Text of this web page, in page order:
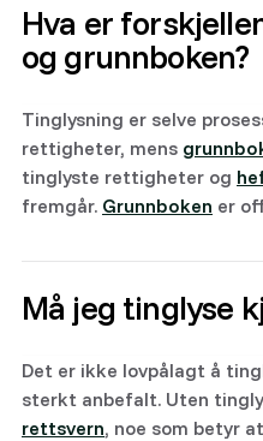
Hva er
og grunnboken?
Tinglysning er selve
rettigheter, mens
tinglyste rettigheter og
fremgår. Grunnboken er
Må jeg tinglyse
Det er ikke lovpålagt å
sterkt anbefalt. Uten
rettsvern, noe som betyr